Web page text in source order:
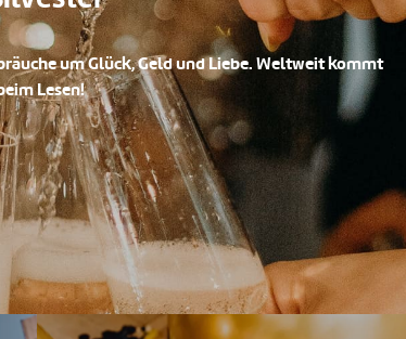
um Glück, Geld und Liebe. Weltweit kommt
Lesen!